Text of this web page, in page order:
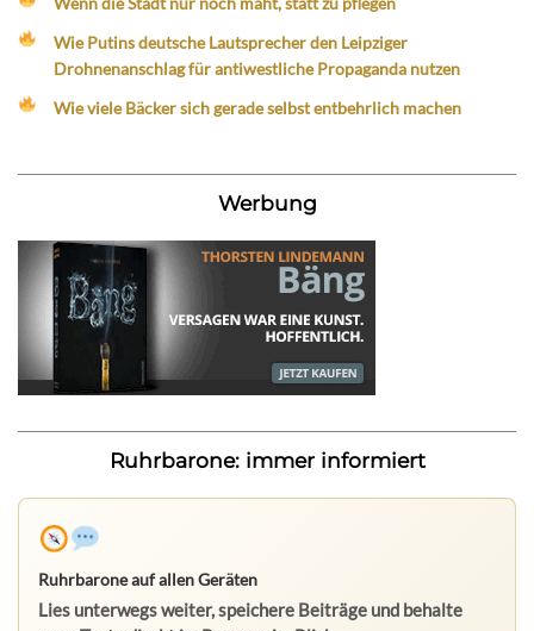
Wie Putins deutsche Lautsprecher den Leipziger
Drohnenanschlag für antiwestliche Propaganda nutzen
Wie viele Bäcker sich gerade selbst entbehrlich machen
Werbung
Ruhrbarone: immer informiert
Ruhrbarone auf allen Geräten
Lies unterwegs weiter, speichere Beiträge und behalte